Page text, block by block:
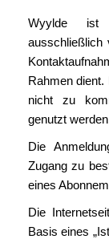
Wyylde ist
ausschließlich
Rahmen dient.
nicht zu
genutzt
Die
Zugang zu
eines
Die
Basis eines